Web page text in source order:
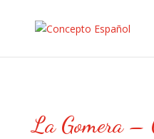
La Gomera –